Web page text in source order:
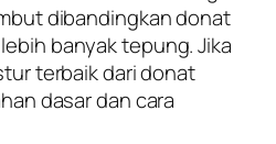
dibandingkan donat
banyak tepung. Jika
terbaik dari donat
dasar dan cara